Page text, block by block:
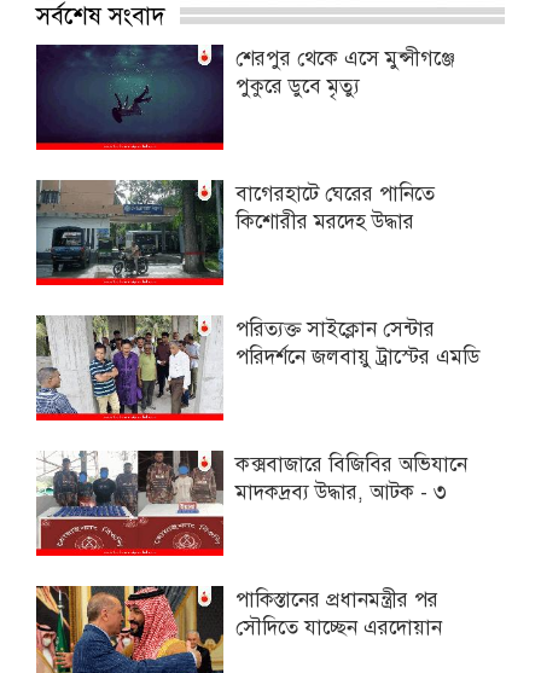
সর্বশেষ সংবাদ
শেরপুর থেকে এসে মুন্সীগঞ্জে
পুকুরে ডুবে মৃত্যু
বাগেরহাটে ঘেরের পানিতে
কিশোরীর মরদেহ উদ্ধার
পরিত্যক্ত সাইক্লোন সেন্টার
পরিদর্শনে জলবায়ু ট্রাস্টের এমডি
কক্সবাজারে বিজিবির অভিযানে
মাদকদ্রব্য উদ্ধার, আটক - ৩
পাকিস্তানের প্রধানমন্ত্রীর পর
সৌদিতে যাচ্ছেন এরদোয়ান